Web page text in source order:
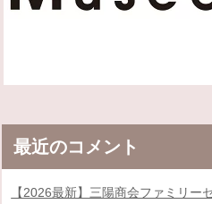
最近のコメント
【2026最新】三陽商会ファミリー